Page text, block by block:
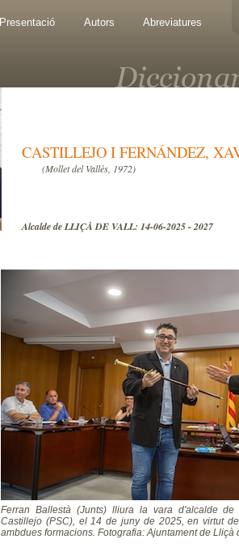
Presentació Autors Abreviatures
CASTILLEJO I FERNÁNDEZ,
(Mollet del Vallès, 1972)
Alcalde de LLIÇÀ DE VALL: 14-06-2025 - 2027
Ferran Ballestà (Junts) lliura la vara d'alcalde
Castillejo (PSC), el 14 de juny de 2025, en virtut
ambdues formacions. Fotografia: Ajuntament de Lliçà